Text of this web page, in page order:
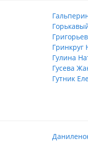
Гринкруг
Гулина
Гусева
Гутник